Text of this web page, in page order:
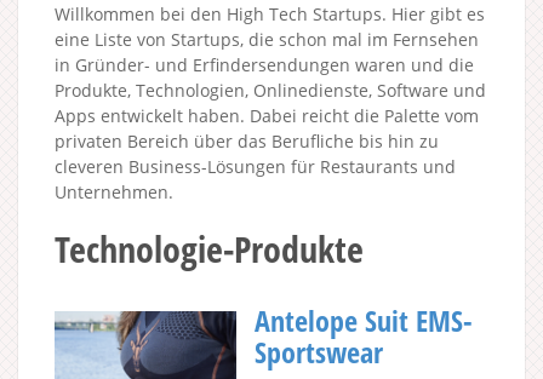
Willkommen bei den High Tech Startups. Hier gibt es
eine Liste von Startups, die schon mal im Fernsehen
in Gründer- und Erfindersendungen waren und die
Produkte, Technologien, Onlinedienste, Software und
Apps entwickelt haben. Dabei reicht die Palette vom
privaten Bereich über das Berufliche bis hin zu
cleveren Business-Lösungen für Restaurants und
Unternehmen.
Technologie-Produkte
Antelope Suit EMS-
Sportswear